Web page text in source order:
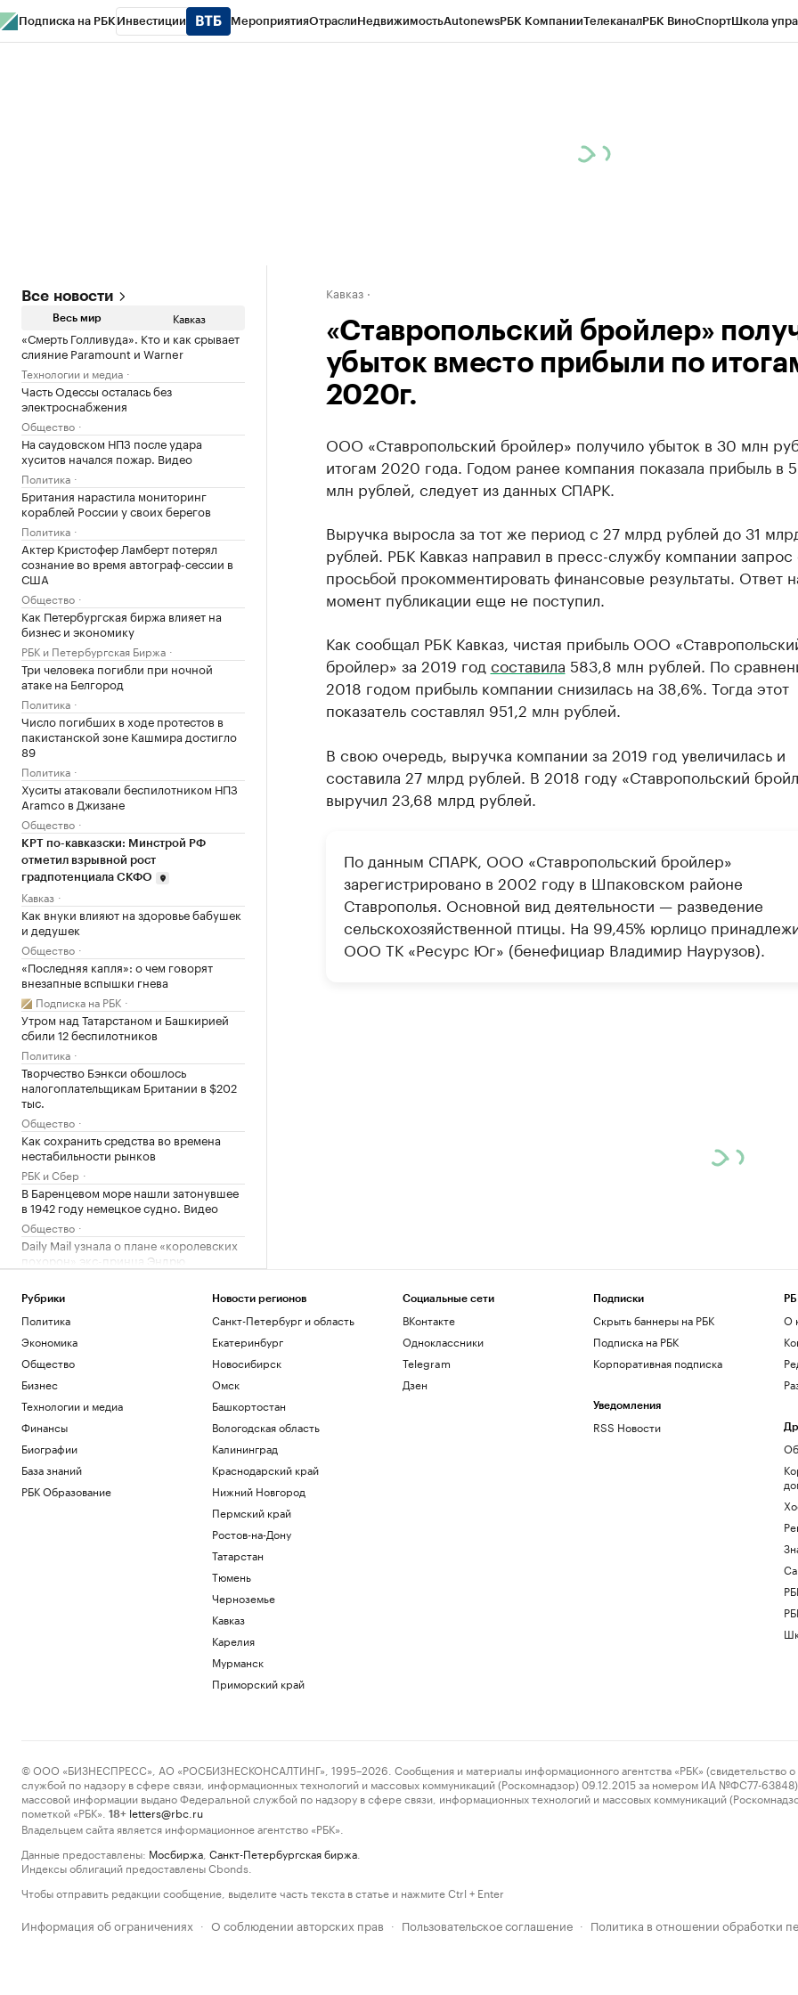
Подписка на РБК Инвестиции МероприятияОтраслиНедвижимостьAutonewsРБК КомпанииТелеканалРБК ВиноСпортШкола
Все новости
Весь мир Кавказ
«Смерть Голливуда». Кто и как срывает
слияние Paramount и Warner
Технологии и медиа
Часть Одессы осталась без
электроснабжения
Общество
На саудовском НПЗ после удара
хуситов начался пожар. Видео
Политика
Британия нарастила мониторинг
кораблей России у своих берегов
Политика
Актер Кристофер Ламберт потерял
сознание во время автограф-сессии в
США
Общество
Как Петербургская биржа влияет на
бизнес и экономику
РБК и Петербургская Биржа
Три человека погибли при ночной
атаке на Белгород
Политика
Число погибших в ходе протестов в
пакистанской зоне Кашмира достигло
89
Политика
Хуситы атаковали беспилотником НПЗ
Aramco в Джизане
Общество
КРТ по-кавказски: Минстрой РФ
отметил взрывной рост
градпотенциала СКФО
Кавказ
Как внуки влияют на здоровье бабушек
и дедушек
Общество
«Последняя капля»: о чем говорят
внезапные вспышки гнева
Подписка на РБК
Утром над Татарстаном и Башкирией
сбили 12 беспилотников
Политика
Творчество Бэнкси обошлось
налогоплательщикам Британии в $202
тыс.
Общество
Как сохранить средства во времена
нестабильности рынков
РБК и Сбер
В Баренцевом море нашли затонувшее
в 1942 году немецкое судно. Видео
Общество
Daily Mail узнала о плане «королевских
похорон» экс-принца Эндрю
Эксперт «Альфа-Денег» рассказала,
Миллиардеры скупают и строят
бункеры. Чего они боятся и куда хотят
бежать
В Иране впервые за пять месяцев
показали кадры с Моджтабой Хаменеи.
Видео
Политика
Загрузить еще
Кавказ
«Ставропольский бройлер»
убыток вместо прибыли по
2020г.
ООО «Ставропольский бройлер» получило убыток в 30 млн
итогам 2020 года. Годом ранее компания показала прибыль в
млн рублей, следует из данных СПАРК.
Выручка выросла за тот же период с 27 млрд рублей до 31
рублей. РБК Кавказ направил в пресс-службу компании запрос
просьбой прокомментировать финансовые результаты. Ответ
момент публикации еще не поступил.
Как сообщал РБК Кавказ, чистая прибыль ООО
бройлер» за 2019 год составила 583,8 млн рублей. По
2018 годом прибыль компании снизилась на 38,6%. Тогда этот
показатель составлял 951,2 млн рублей.
В свою очередь, выручка компании за 2019 год увеличилась и
составила 27 млрд рублей. В 2018 году «Ставропольский
выручил 23,68 млрд рублей.
По данным СПАРК, ООО «Ставропольский бройлер»
зарегистрировано в 2002 году в Шпаковском районе
Ставрополья. Основной вид деятельности — разведение
сельскохозяйственной птицы. На 99,45% юрлицо
ООО ТК «Ресурс Юг» (бенефициар Владимир Наурузов).
Рубрики
Политика
Экономика
Общество
Бизнес
Технологии и медиа
Финансы
Биографии
База знаний
РБК Образование
Новости регионов
Санкт-Петербург и область
Екатеринбург
Новосибирск
Омск
Башкортостан
Вологодская область
Калининград
Краснодарский край
Нижний Новгород
Пермский край
Ростов-на-Дону
Татарстан
Тюмень
Черноземье
Кавказ
Карелия
Мурманск
Приморский край
Социальные сети
ВКонтакте
Одноклассники
Telegram
Дзен
Подписки
Скрыть баннеры на РБК
Подписка на РБК
Корпоративная подписка
Уведомления
RSS Новости
О
© ООО «БИЗНЕСПРЕСС», АО «РОСБИЗНЕСКОНСАЛТИНГ», 1995–2026. Сообщения и материалы информационного агентства «РБК» (свидетельство о
службой по надзору в сфере связи, информационных технологий и массовых коммуникаций (Роскомнадзор) 09.12.2015 за номером ИА №ФС77-63848)
массовой информации выдано Федеральной службой по надзору в сфере связи, информационных технологий и массовых коммуникаций
пометкой «РБК».
18+ letters@rbc.ru
Владельцем сайта является информационное агентство «РБК».
Данные предоставлены: Мосбиржа Санкт-Петербургская биржа
Индексы облигаций предоставлены Cbonds.
Чтобы отправить редакции сообщение, выделите часть текста в статье и нажмите Ctrl + Enter
Информация об ограничениях · О соблюдении авторских прав · Пользовательское соглашение · Политика в отношении обработки